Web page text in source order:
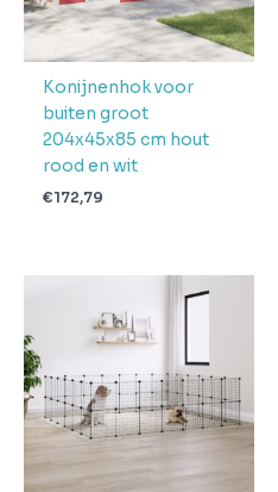
4 + 1 dag
Konijnenhok voor
buiten groot
204x45x85 cm hout
rood en wit
€172,79